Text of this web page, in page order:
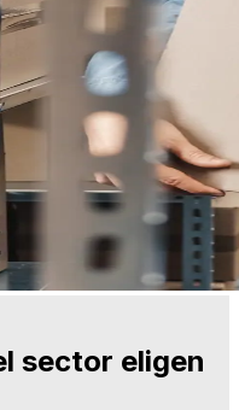
sector eligen